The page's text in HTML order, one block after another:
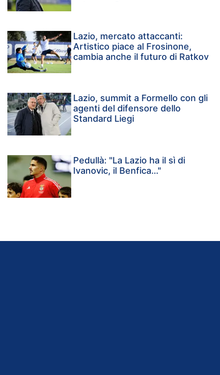
Lazio, mercato attaccanti:
Artistico piace al Frosinone,
cambia anche il futuro di Ratkov
Lazio, summit a Formello con gli
agenti del difensore dello
Standard Liegi
Pedullà: "La Lazio ha il sì di
Ivanovic, il Benfica…"